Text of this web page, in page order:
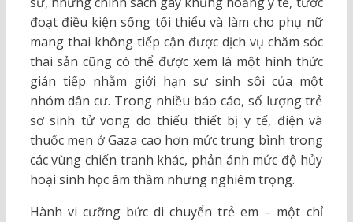
đoạt điều kiện sống tối thiểu và làm cho phụ nữ
mang thai không tiếp cận được dịch vụ chăm sóc
thai sản cũng có thể được xem là một hình thức
gián tiếp nhằm giới hạn sự sinh sôi của một
nhóm dân cư. Trong nhiều báo cáo, số lượng trẻ
sơ sinh tử vong do thiếu thiết bị y tế, điện và
thuốc men ở Gaza cao hơn mức trung bình trong
các vùng chiến tranh khác, phản ánh mức độ hủy
hoại sinh học âm thầm nhưng nghiêm trọng.
Hành vi cưỡng bức di chuyển trẻ em – một chỉ